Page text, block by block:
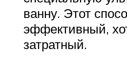
ванну. Этот
эффективный,
затратный.